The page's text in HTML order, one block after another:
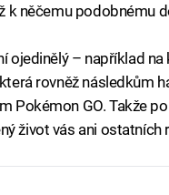
k něčemu podobnému
ojedinělý – například
rovněž následkům
Pokémon GO. Takže
život vás ani